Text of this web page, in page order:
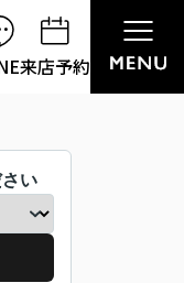
来店予約
い